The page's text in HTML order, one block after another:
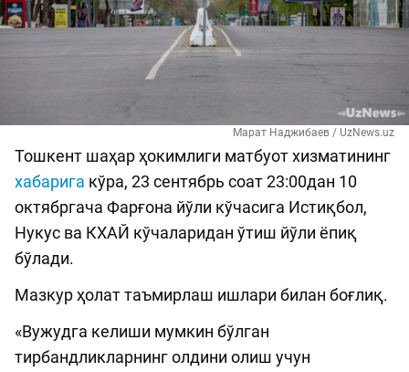
Марат Наджибаев / UzNews.uz
Тошкент шаҳар ҳокимлиги матбуот хизматининг
хабарига кўра, 23 сентябрь соат 23:00дан 10
октябргача Фарғона йўли кўчасига Истиқбол,
Нукус ва КХАЙ кўчаларидан ўтиш йўли ёпиқ
бўлади.
Мазкур ҳолат таъмирлаш ишлари билан боғлиқ.
«Вужудга келиши мумкин бўлган
тирбандликларнинг олдини олиш учун